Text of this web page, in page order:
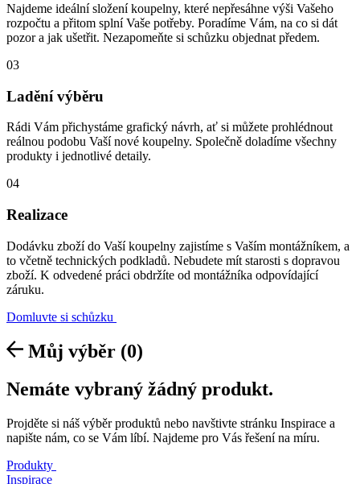
Najdeme ideální složení koupelny, které nepřesáhne výši Vašeho
rozpočtu a přitom splní Vaše potřeby. Poradíme Vám, na co si dát
pozor a jak ušetřit. Nezapomeňte si schůzku objednat předem.
03
Ladění výběru
Rádi Vám přichystáme grafický návrh, ať si můžete prohlédnout
reálnou podobu Vaší nové koupelny. Společně doladíme všechny
produkty i jednotlivé detaily.
04
Realizace
Dodávku zboží do Vaší koupelny zajistíme s Vaším montážníkem, a
to včetně technických podkladů. Nebudete mít starosti s dopravou
zboží. K odvedené práci obdržíte od montážníka odpovídající
záruku.
Domluvte si schůzku
Můj výběr (0)
Nemáte vybraný žádný produkt.
Projděte si náš výběr produktů nebo navštivte stránku Inspirace a
napište nám, co se Vám líbí. Najdeme pro Vás řešení na míru.
Produkty
Inspirace